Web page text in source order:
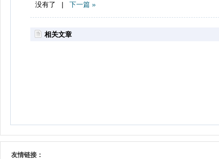
没有了 | 下一篇 »
相关文章
友情链接：